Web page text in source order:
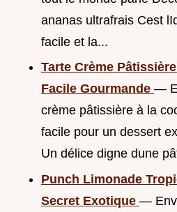
ananas ultrafrais Cest
facile et la...
Tarte Crème
Facile Gourmande —
crème pâtissière à la
facile pour un dessert
Un délice digne dune
Punch Limonade
Secret Exotique —